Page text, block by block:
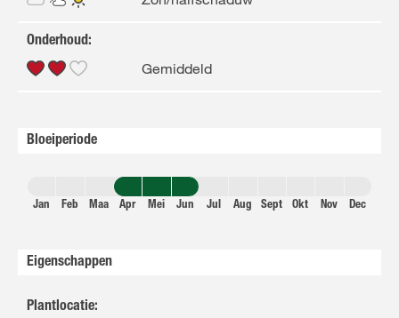
Onderhoud:
Gemiddeld
Bloeiperiode
Jan Feb Maa Apr Mei Jun Jul Aug Sept Okt Nov Dec
Eigenschappen
Plantlocatie: